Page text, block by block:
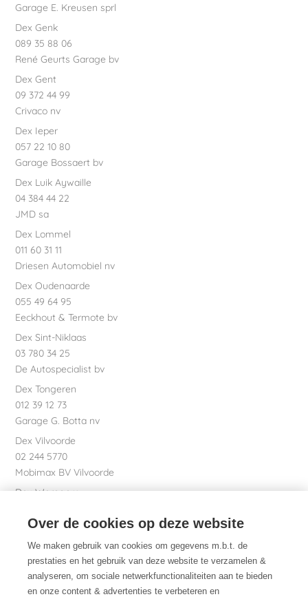
Garage E. Kreusen sprl
Dex Genk
089 35 88 06
René Geurts Garage bv
Dex Gent
09 372 44 99
Crivaco nv
Dex Ieper
057 22 10 80
Garage Bossaert bv
Dex Luik Aywaille
04 384 44 22
JMD sa
Dex Lommel
011 60 31 11
Driesen Automobiel nv
Dex Oudenaarde
055 49 64 95
Eeckhout & Termote bv
Dex Sint-Niklaas
03 780 34 25
De Autospecialist bv
Dex Tongeren
012 39 12 73
Garage G. Botta nv
Dex Vilvoorde
02 244 5770
Mobimax BV Vilvoorde
Dex Waregem
Garage Dhont bv
Dex nv Maatschappelijke zetel
051 26 01 01
Over de cookies op deze website
We maken gebruik van cookies om gegevens m.b.t. de
prestaties en het gebruik van deze website te verzamelen &
analyseren, om sociale netwerkfunctionaliteiten aan te bieden
en onze content & advertenties te verbeteren en